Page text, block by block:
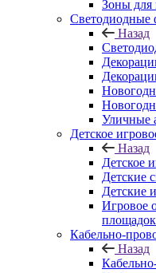
Зоны для
Светодиодные
Назад
Уличные
Детское
Назад
Детское
Детские
Детские
Игровое
площадок
Кабельно-
Назад